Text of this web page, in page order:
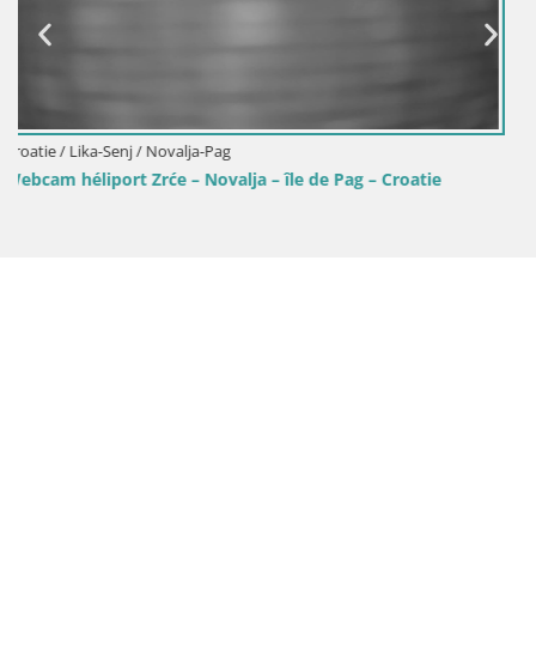
– Croatie
Croatie / Lika-Senj / Senj
Centre de la ville de Senj – Place Pavlin –